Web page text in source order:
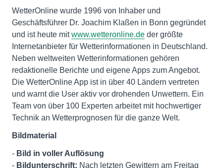
WetterOnline wurde 1996 von Inhaber und
Geschäftsführer Dr. Joachim Klaßen in Bonn gegründet
und ist heute mitwww.wetteronline.de der größte
Internetanbieter für Wetterinformationen in Deutschland.
Neben weltweiten Wetterinformationen gehören
redaktionelle Berichte und eigene Apps zum Angebot.
Die WetterOnline App ist in über 40 Ländern vertreten
und warnt die User aktiv vor drohenden Unwettern. Ein
Team von über 100 Experten arbeitet mit hochwertiger
Technik an Wetterprognosen für die ganze Welt.
Bildmaterial
- Bild in voller Auflösung
- Bildunterschrift: Nach letzten Gewittern am Freitag